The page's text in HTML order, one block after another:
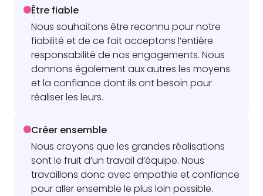
Être fiable
Nous souhaitons être reconnu pour notre
fiabilité et de ce fait acceptons l’entière
responsabilité de nos engagements. Nous
donnons également aux autres les moyens
et la confiance dont ils ont besoin pour
réaliser les leurs.
Créer ensemble
Nous croyons que les grandes réalisations
sont le fruit d’un travail d’équipe. Nous
travaillons donc avec empathie et confiance
pour aller ensemble le plus loin possible.